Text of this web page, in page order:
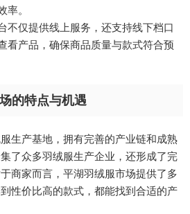
。
不仅提供线上服务，还支持线下档口
看产品，确保商品质量与款式符合预
的特点与机遇
生产基地，拥有完善的产业链和成熟
了众多羽绒服生产企业，还形成了完
商家而言，平湖羽绒服市场提供了多
性价比高的款式，都能找到合适的产